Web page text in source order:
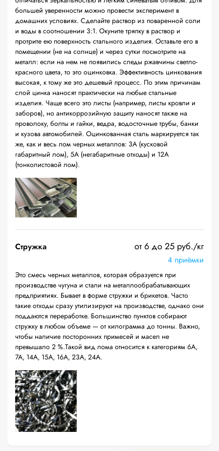
большей уверенности можно провести эксперимент в
домашних условиях. Сделайте раствор из поваренной соли
и воды в соотношении 3:1. Окуните тряпку в раствор и
протрите ею поверхность стального изделия. Оставьте его в
помещении (не на солнце) и через сутки посмотрите на
металл: если на нем не появились следы ржавчины светло-
красного цвета, то это оцинковка. Эффективность цинкования
высокая, к тому же это дешевый процесс. По этим причинам
слой цинка наносят практически на любые стальные
изделия. Чаще всего это листы (например, листы кровли и
заборов), но антикоррозийную защиту наносят также на
проволоку, болты и гайки, ведра, водосточные трубы, банки
и кузова автомобилей. Оцинкованная сталь маркируется так
же, как и весь лом черных металлов: 3А (кусковой
габаритный лом), 5А (негабаритные отходы) и 12А
(тонколистовой лом).
Стружка от 6 до 25 руб./кг
4 приёмки
Это смесь черных металлов, которая образуется при
производстве чугуна и стали на металлообрабатывающих
предприятиях. Бывает в форме стружки и брикетов. Часто
такие отходы сразу утилизируют на производстве, однако они
поддаются переработке. Большинство пунктов собирают
стружку в любом объеме — от килограмма до тонны. Важно,
чтобы наличие посторонних примесей и масел не
превышало 2 %.Такой вид лома относится к категориям 6А,
7А, 14А, 15А, 16А, 23А, 24А.